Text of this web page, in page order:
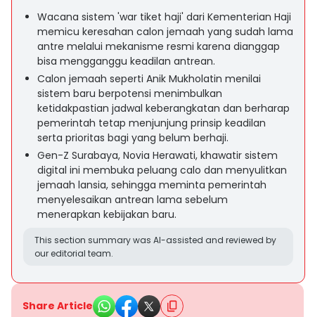
Wacana sistem 'war tiket haji' dari Kementerian Haji
memicu keresahan calon jemaah yang sudah lama
antre melalui mekanisme resmi karena dianggap
bisa mengganggu keadilan antrean.
Calon jemaah seperti Anik Mukholatin menilai
sistem baru berpotensi menimbulkan
ketidakpastian jadwal keberangkatan dan berharap
pemerintah tetap menjunjung prinsip keadilan
serta prioritas bagi yang belum berhaji.
Gen-Z Surabaya, Novia Herawati, khawatir sistem
digital ini membuka peluang calo dan menyulitkan
jemaah lansia, sehingga meminta pemerintah
menyelesaikan antrean lama sebelum
menerapkan kebijakan baru.
This section summary was AI-assisted and reviewed by
our editorial team.
Share Article